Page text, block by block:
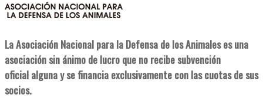
La Asociación Nacional para la Defensa de los Animales es una
asociación sin ánimo de lucro que no recibe subvención
oficial alguna y se financia exclusivamente con las cuotas de sus
socios.